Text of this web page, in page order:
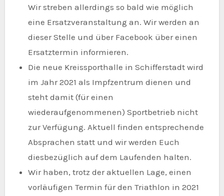
Wir streben allerdings so bald wie möglich
eine Ersatzveranstaltung an. Wir werden an
dieser Stelle und über Facebook über einen
Ersatztermin informieren.
Die neue Kreissporthalle in Schifferstadt wird
im Jahr 2021 als Impfzentrum dienen und
steht damit (für einen
wiederaufgenommenen) Sportbetrieb nicht
zur Verfügung. Aktuell finden entsprechende
Absprachen statt und wir werden Euch
diesbezüglich auf dem Laufenden halten.
Wir haben, trotz der aktuellen Lage, einen
vorläufigen Termin für den Triathlon in 2021